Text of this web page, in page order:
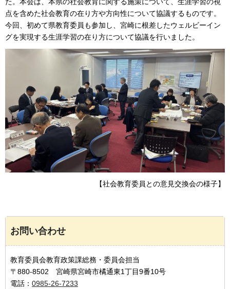
点を含めた社会教育の在り方や方向性について協議するものです。
今回、初めて県教育委員も参加し、宮崎に根差したウェルビーイン
グを実現する生涯学習の在り方について協議を行いました。
【社会教育委員との意見交換会の様子】
お問い合わせ
教育委員会教育政策課総務・委員会担当
〒880-8502 宮崎県宮崎市橘通東1丁目9番10号
電話： 0985-26-7233